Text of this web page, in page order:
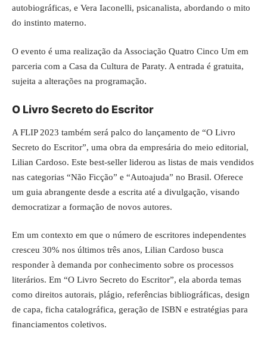
autobiográficas, e Vera Iaconelli, psicanalista, abordando o mito
do instinto materno.
O evento é uma realização da Associação Quatro Cinco Um em
parceria com a Casa da Cultura de Paraty. A entrada é gratuita,
sujeita a alterações na programação.
O Livro Secreto do Escritor
A FLIP 2023 também será palco do lançamento de “O Livro
Secreto do Escritor”, uma obra da empresária do meio editorial,
Lilian Cardoso. Este best-seller liderou as listas de mais vendidos
nas categorias “Não Ficção” e “Autoajuda” no Brasil. Oferece
um guia abrangente desde a escrita até a divulgação, visando
democratizar a formação de novos autores.
Em um contexto em que o número de escritores independentes
cresceu 30% nos últimos três anos, Lilian Cardoso busca
responder à demanda por conhecimento sobre os processos
literários. Em “O Livro Secreto do Escritor”, ela aborda temas
como direitos autorais, plágio, referências bibliográficas, design
de capa, ficha catalográfica, geração de ISBN e estratégias para
financiamentos coletivos.